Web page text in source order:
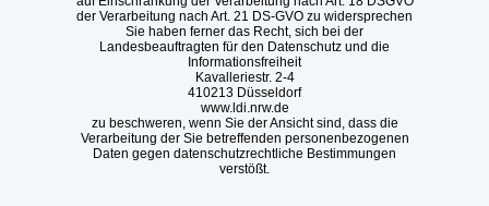
der Verarbeitung nach Art. 21 DS-GVO zu widersprechen
Sie haben ferner das Recht, sich bei der
Landesbeauftragten für den Datenschutz und die
Informationsfreiheit
Kavalleriestr. 2-4
410213 Düsseldorf
www.ldi.nrw.de
zu beschweren, wenn Sie der Ansicht sind, dass die
Verarbeitung der Sie betreffenden personenbezogenen
Daten gegen datenschutzrechtliche Bestimmungen
verstößt.